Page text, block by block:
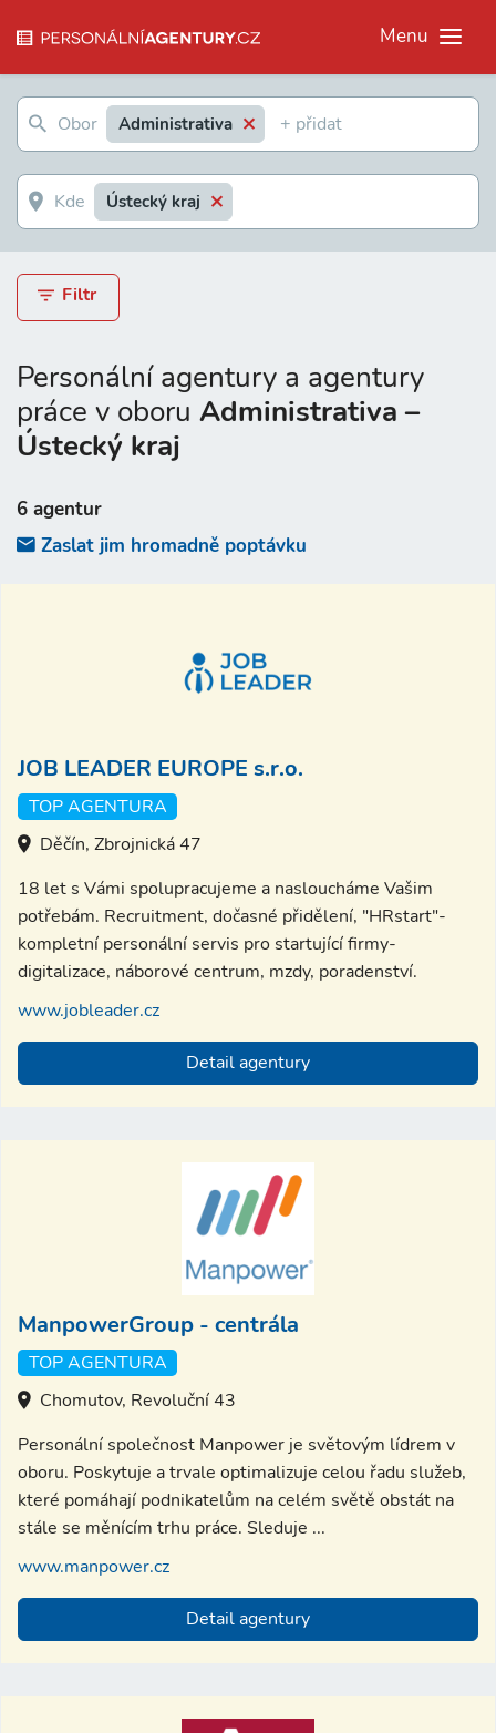
Menu
Administrativa
Ústecký kraj
Filtr
Personální agentury a agentury
práce v oboru Administrativa –
Ústecký kraj
6 agentur
Zaslat jim hromadně poptávku
JOB LEADER EUROPE s.r.o.
TOP AGENTURA
Děčín, Zbrojnická 47
18 let s Vámi spolupracujeme a nasloucháme Vašim
potřebám. Recruitment, dočasné přidělení, "HRstart"-
kompletní personální servis pro startující firmy-
digitalizace, náborové centrum, mzdy, poradenství.
www.jobleader.cz
Detail agentury
ManpowerGroup - centrála
TOP AGENTURA
Chomutov, Revoluční 43
Personální společnost Manpower je světovým lídrem v
oboru. Poskytuje a trvale optimalizuje celou řadu služeb,
které pomáhají podnikatelům na celém světě obstát na
stále se měnícím trhu práce. Sleduje ...
www.manpower.cz
Detail agentury